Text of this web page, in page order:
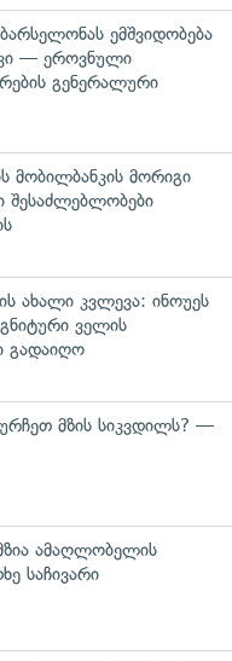
ემშვიდობება
— ეროვნული
გენერალური
მობილბანკის მორიგი
შესაძლებლობები
ახალი კვლევა: ინოუეს
ველის
გადაიღო
მზის სიკვდილს? —
ამაღლობელის
საჩივარი